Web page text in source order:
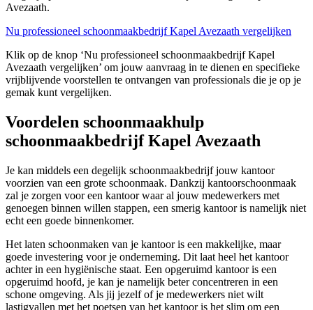
Avezaath.
Nu professioneel schoonmaakbedrijf Kapel Avezaath vergelijken
Klik op de knop ‘Nu professioneel schoonmaakbedrijf Kapel
Avezaath vergelijken’ om jouw aanvraag in te dienen en specifieke
vrijblijvende voorstellen te ontvangen van professionals die je op je
gemak kunt vergelijken.
Voordelen schoonmaakhulp
schoonmaakbedrijf Kapel Avezaath
Je kan middels een degelijk schoonmaakbedrijf jouw kantoor
voorzien van een grote schoonmaak. Dankzij kantoorschoonmaak
zal je zorgen voor een kantoor waar al jouw medewerkers met
genoegen binnen willen stappen, een smerig kantoor is namelijk niet
echt een goede binnenkomer.
Het laten schoonmaken van je kantoor is een makkelijke, maar
goede investering voor je onderneming. Dit laat heel het kantoor
achter in een hygiënische staat. Een opgeruimd kantoor is een
opgeruimd hoofd, je kan je namelijk beter concentreren in een
schone omgeving. Als jij jezelf of je medewerkers niet wilt
lastigvallen met het poetsen van het kantoor is het slim om een